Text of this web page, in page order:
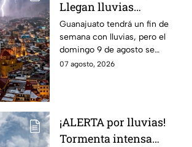
Llegan lluvias
FUERTES este fin de
semana: ALERTAN por
DESCARGAS
ELÉCTRICAS y posible
Guanajuato tendrá un fin de
semana con lluvias, pero el
domingo 9 de agosto se
esperan las precipitaciones
07 agosto, 2026
¡ALERTA por lluvias!
Tormenta intensa